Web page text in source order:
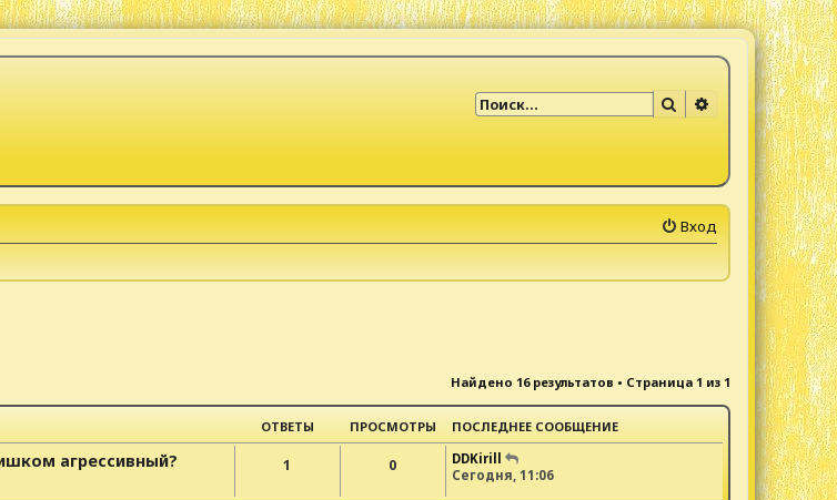
Поиск Расширенный
Вход
Найдено 16 результатов • Страница 1 из 1
ОТВЕТЫ ПРОСМОТРЫ ПОСЛЕДНЕЕ СООБЩЕНИЕ
агрессивный? 1 0
DDKirill
Сегодня, 11:06